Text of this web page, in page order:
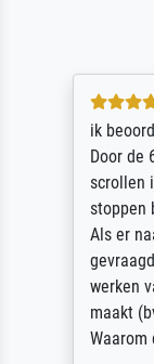
ik
Door de
scrollen
stoppen
Als er
werken
maakt
Waarom